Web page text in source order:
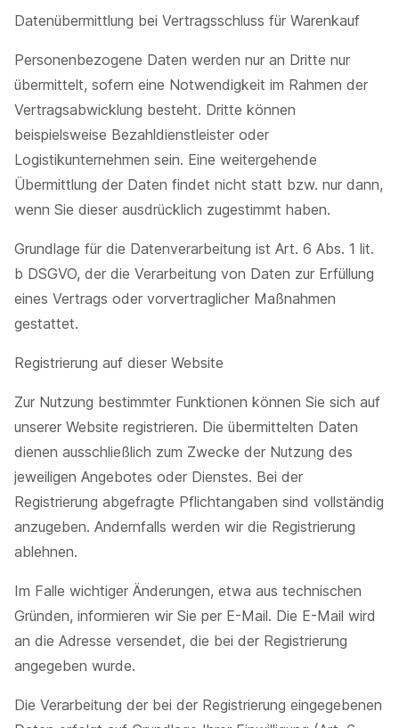
Datenübermittlung bei Vertragsschluss für Warenkauf
Personenbezogene Daten werden nur an Dritte nur
übermittelt, sofern eine Notwendigkeit im Rahmen der
Vertragsabwicklung besteht. Dritte können
beispielsweise Bezahldienstleister oder
Logistikunternehmen sein. Eine weitergehende
Übermittlung der Daten findet nicht statt bzw. nur dann,
wenn Sie dieser ausdrücklich zugestimmt haben.
Grundlage für die Datenverarbeitung ist Art. 6 Abs. 1 lit.
b DSGVO, der die Verarbeitung von Daten zur Erfüllung
eines Vertrags oder vorvertraglicher Maßnahmen
gestattet.
Registrierung auf dieser Website
Zur Nutzung bestimmter Funktionen können Sie sich auf
unserer Website registrieren. Die übermittelten Daten
dienen ausschließlich zum Zwecke der Nutzung des
jeweiligen Angebotes oder Dienstes. Bei der
Registrierung abgefragte Pflichtangaben sind vollständig
anzugeben. Andernfalls werden wir die Registrierung
ablehnen.
Im Falle wichtiger Änderungen, etwa aus technischen
Gründen, informieren wir Sie per E-Mail. Die E-Mail wird
an die Adresse versendet, die bei der Registrierung
angegeben wurde.
Die Verarbeitung der bei der Registrierung eingegebenen